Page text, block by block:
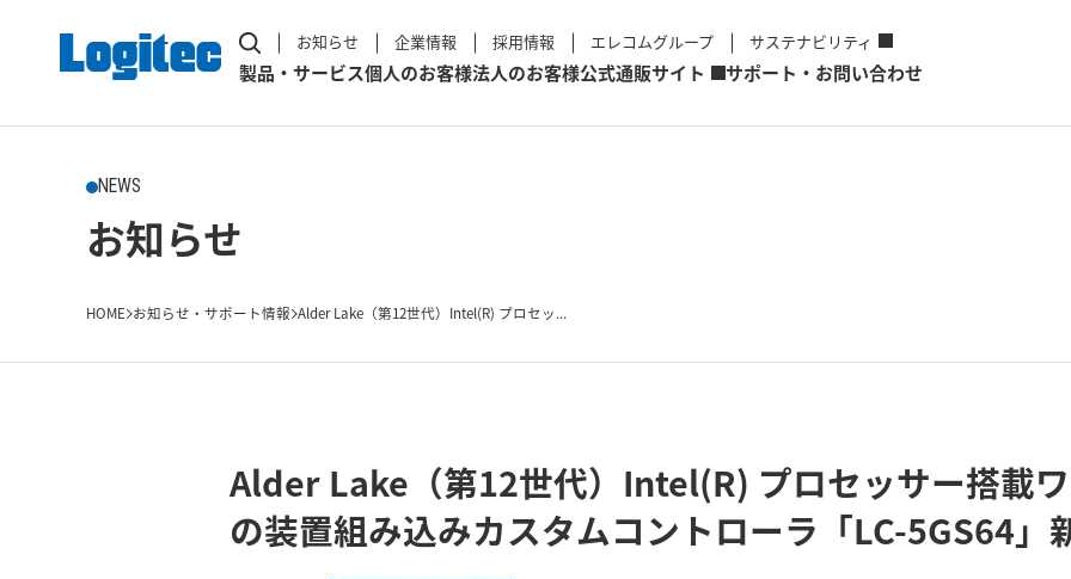
お知らせ 企業情報 採用情報 エレコムグループ サステナビリティ
製品・サービス個人のお客様法人のお客様公式通販サイト サポート・お問い合わせ
NEWS
お知らせ
HOME お知らせ・サポート情報 Alder Lake（第12世代）Intel(R) プロセッ...
Alder Lake（第12世代）Intel(R) プロセッサー搭載
の装置組み込みカスタムコントローラ「LC-5GS64」